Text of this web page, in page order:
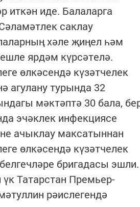
иткән иде. Балаларга
саклау
хәле җиңел һәм
ярдәм күрсәтелә.
өлкәсендә күзәтчелек
агулану турында 32
мәктәптә 30 бала,
эчәклек инфекциясе
ачыклау максатыннан
өлкәсендә күзәтчелек
бригадасы эшли.
Татарстан Премьер-
рәислегендә